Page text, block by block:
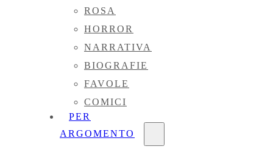
ROSA
HORROR
NARRATIVA
BIOGRAFIE
FAVOLE
COMICI
PER
ARGOMENTO